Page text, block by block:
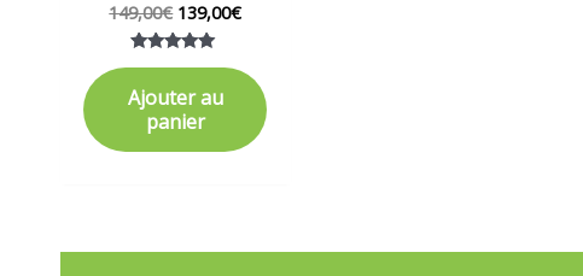
149,00€ 139,00€
Note
sur 5
Ajouter au
panier